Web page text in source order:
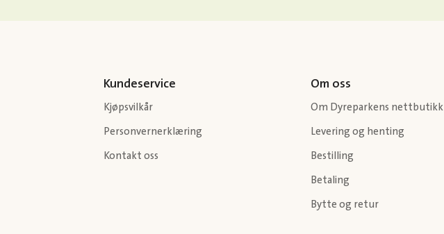
Kundeservice
Kjøpsvilkår
Personvernerklæring
Kontakt oss
Om oss
Om Dyreparkens nettbutikk
Levering og henting
Bestilling
Betaling
Bytte og retur